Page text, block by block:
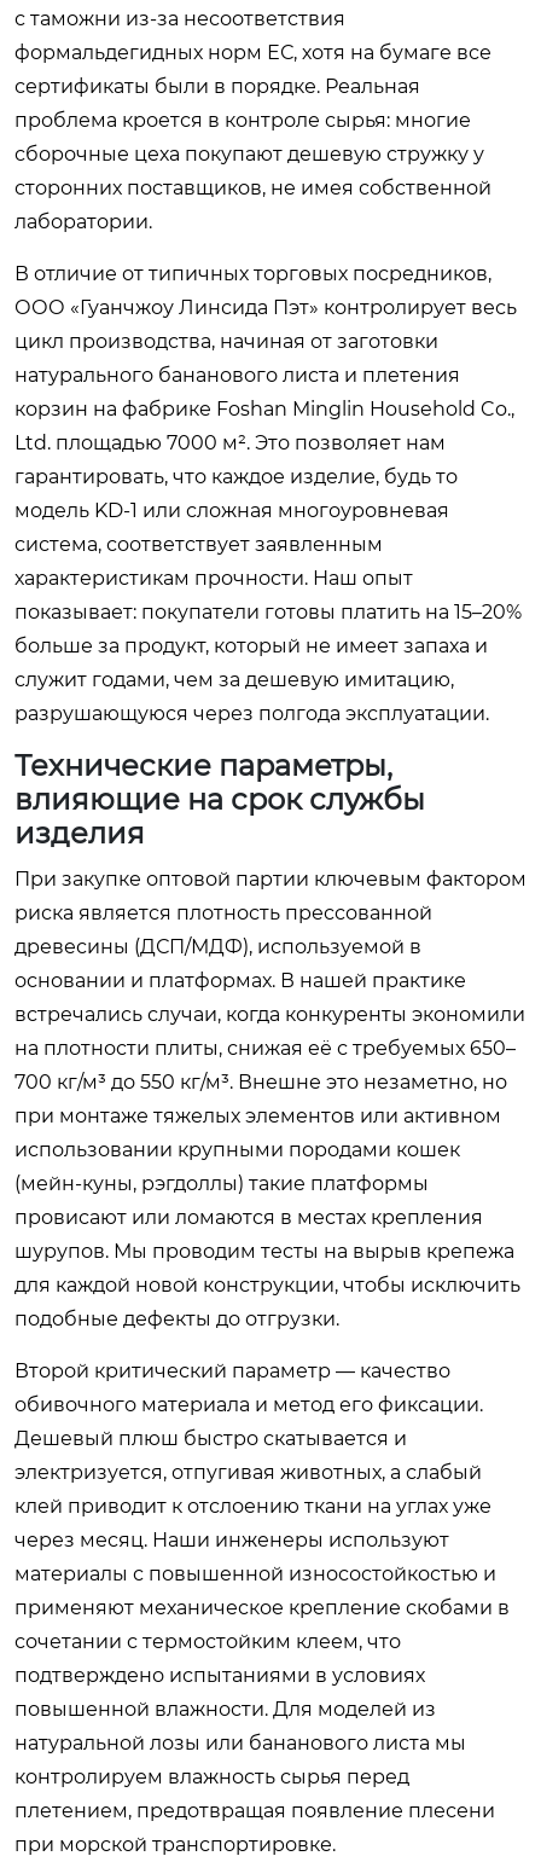
с таможни из-за несоответствия
формальдегидных норм ЕС, хотя на бумаге все
сертификаты были в порядке. Реальная
проблема кроется в контроле сырья: многие
сборочные цеха покупают дешевую стружку у
сторонних поставщиков, не имея собственной
лаборатории.
В отличие от типичных торговых посредников,
ООО «Гуанчжоу Линсида Пэт» контролирует весь
цикл производства, начиная от заготовки
натурального бананового листа и плетения
корзин на фабрике Foshan Minglin Household Co.,
Ltd. площадью 7000 м². Это позволяет нам
гарантировать, что каждое изделие, будь то
модель KD-1 или сложная многоуровневая
система, соответствует заявленным
характеристикам прочности. Наш опыт
показывает: покупатели готовы платить на 15–20%
больше за продукт, который не имеет запаха и
служит годами, чем за дешевую имитацию,
разрушающуюся через полгода эксплуатации.
Технические параметры,
влияющие на срок службы
изделия
При закупке оптовой партии ключевым фактором
риска является плотность прессованной
древесины (ДСП/МДФ), используемой в
основании и платформах. В нашей практике
встречались случаи, когда конкуренты экономили
на плотности плиты, снижая её с требуемых 650–
700 кг/м³ до 550 кг/м³. Внешне это незаметно, но
при монтаже тяжелых элементов или активном
использовании крупными породами кошек
(мейн-куны, рэгдоллы) такие платформы
провисают или ломаются в местах крепления
шурупов. Мы проводим тесты на вырыв крепежа
для каждой новой конструкции, чтобы исключить
подобные дефекты до отгрузки.
Второй критический параметр — качество
обивочного материала и метод его фиксации.
Дешевый плюш быстро скатывается и
электризуется, отпугивая животных, а слабый
клей приводит к отслоению ткани на углах уже
через месяц. Наши инженеры используют
материалы с повышенной износостойкостью и
применяют механическое крепление скобами в
сочетании с термостойким клеем, что
подтверждено испытаниями в условиях
повышенной влажности. Для моделей из
натуральной лозы или бананового листа мы
контролируем влажность сырья перед
плетением, предотвращая появление плесени
при морской транспортировке.